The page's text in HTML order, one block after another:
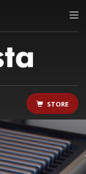
STORE